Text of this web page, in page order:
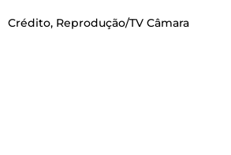
Crédito, Reprodução/TV Câmara